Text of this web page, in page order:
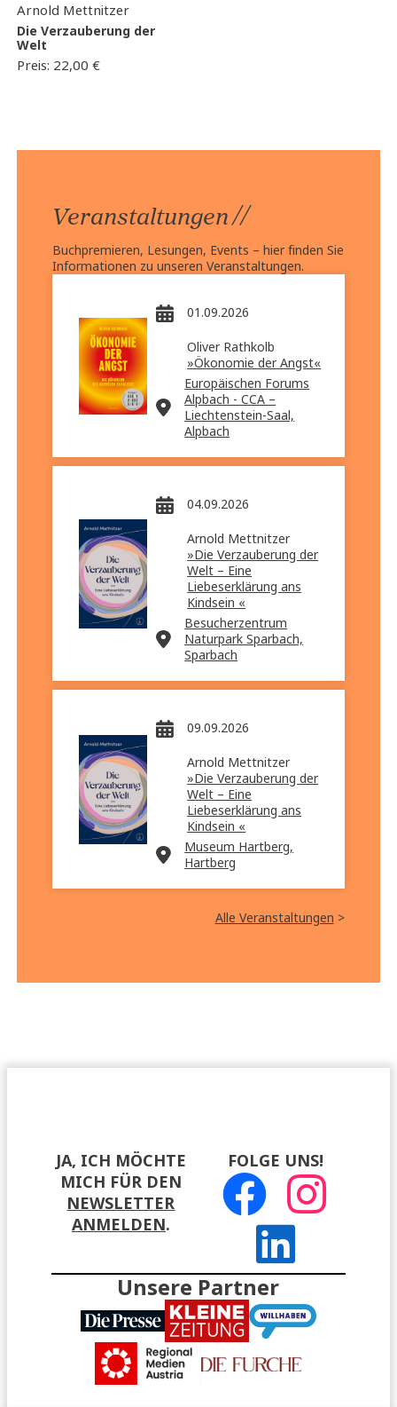
Arnold Mettnitzer
Die Verzauberung der
Welt
Preis: 22,00 €
Veranstaltungen //
Buchpremieren, Lesungen, Events – hier finden Sie
Informationen zu unseren Veranstaltungen.
01.09.2026
Oliver Rathkolb
»Ökonomie der Angst«
Europäischen Forums
Alpbach - CCA –
Liechtenstein-Saal,
Alpbach
04.09.2026
Arnold Mettnitzer
»Die Verzauberung der
Welt – Eine
Liebeserklärung ans
Kindsein «
Besucherzentrum
Naturpark Sparbach,
Sparbach
09.09.2026
Arnold Mettnitzer
»Die Verzauberung der
Welt – Eine
Liebeserklärung ans
Kindsein «
Museum Hartberg,
Hartberg
Alle Veranstaltungen >
JA, ICH MÖCHTE
MICH FÜR DEN
NEWSLETTER
ANMELDEN.
FOLGE UNS!
Unsere Partner